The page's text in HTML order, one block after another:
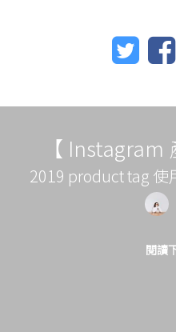
【 Instagram
2019 product tag
閱讀